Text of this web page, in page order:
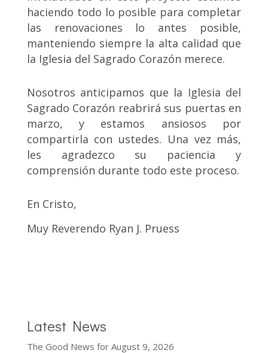
haciendo todo lo posible para completar
las renovaciones lo antes posible,
manteniendo siempre la alta calidad que
la Iglesia del Sagrado Corazón merece.
Nosotros anticipamos que la Iglesia del
Sagrado Corazón reabrirá sus puertas en
marzo, y estamos ansiosos por
compartirla con ustedes. Una vez más,
les agradezco su paciencia y
comprensión durante todo este proceso.
En Cristo,
Muy Reverendo Ryan J. Pruess
Latest News
The Good News for August 9, 2026